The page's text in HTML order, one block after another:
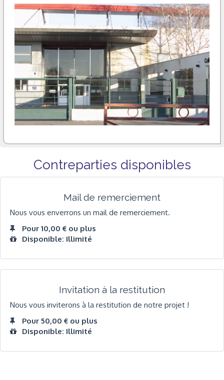
Contreparties disponibles
Mail de remerciement
Nous vous enverrons un mail de remerciement.
Pour 10,00 € ou plus
Disponible: Illimité
Invitation à la restitution
Nous vous inviterons à la restitution de notre projet !
Pour 50,00 € ou plus
Disponible: Illimité